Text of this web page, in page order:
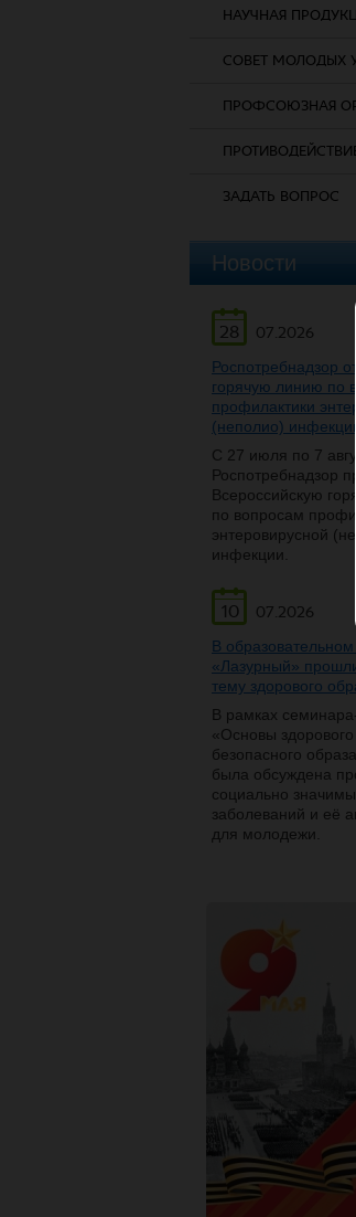
НАУЧНАЯ
СОВЕТ МОЛОДЫХ
ПРОФСОЮЗНАЯ
ЗАДАТЬ ВОПРОС
Новости
28
07.2026
Роспотребнадзор
горячую линию по
профилактики
(неполио) инфекции
С 27 июля по 7
Роспотребнадзор
Всероссийскую
по вопросам
энтеровирусной
инфекции.
10
07.2026
В
«Лазурный»
тему здорового
В рамках
«Основы здорового
безопасного
была обсуждена
социально
заболеваний и её
для молодежи.